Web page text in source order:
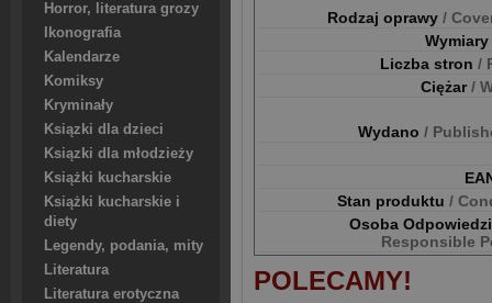
Horror, literatura grozy
Ikonografia
Kalendarze
Komiksy
Kryminały
Ksiązki dla dzieci
Ksiązki dla młodzieży
Książki kucharskie
Książki kucharskie i
diety
Legendy, podania, mity
Literatura
Literatura erotyczna
Rodzaj oprawy /
Wymiary
Liczba stron /
Ciężar/
Wydano /
Stan produktu /
Osoba
Responsible
POLECAMY!